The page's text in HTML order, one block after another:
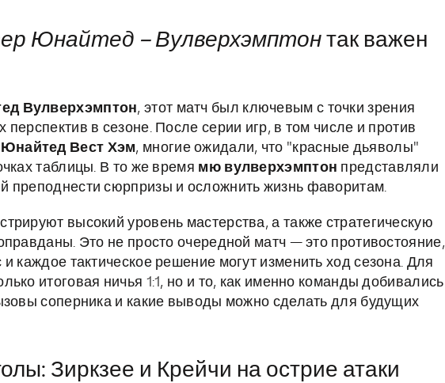
Юнайтед – Вулверхэмптон так важен
Вулверхэмптон, этот матч был ключевым с точки зрения
в сезоне. После серии игр, в том числе и против
Юнайтед Вест Хэм, многие ожидали, что "красные дьяволы"
таблицы. В то же время мю вулверхэмптон представляли
преподнести сюрпризы и осложнить жизнь фаворитам.
высокий уровень мастерства, а также стратегическую
Это не просто очередной матч — это противостояние,
каждое тактическое решение могут изменить ход сезона. Для
итоговая ничья 1:1, но и то, как именно команды добивались
соперника и какие выводы можно сделать для будущих
Зиркзее и Крейчи на острие атаки